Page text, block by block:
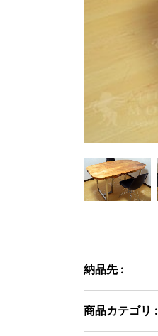
納品先 :
商品カテゴリ :